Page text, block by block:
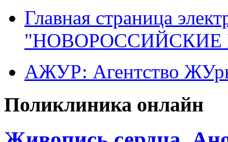
Главная страница
"НОВОРОССИЙСКИЕ
АЖУР: Агентство
Поликлиника онлайн